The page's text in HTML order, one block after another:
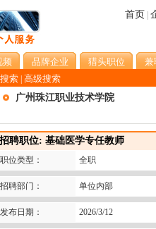
首页
频 品牌企业 猎头职位
兼
索 高级搜索
广州珠江职业技术学院
招聘职位: 基础医学专任教师
职位类型： 全职
招聘部门： 单位内部
发布日期： 2026/3/12